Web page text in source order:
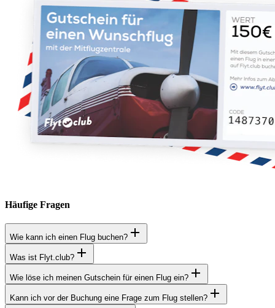
Häufige Fragen
Wie kann ich einen Flug buchen?
Was ist Flyt.club?
Wie löse ich meinen Gutschein für einen Flug ein?
Kann ich vor der Buchung eine Frage zum Flug stellen?